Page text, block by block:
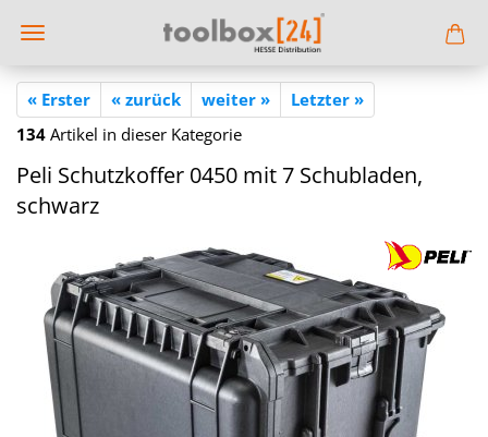
« Erster « zurück weiter »
Letzter »
134 Artikel in dieser Kategorie
Peli Schutz­kof­fer 0450 mit 7 Schub­la­den,
schwarz